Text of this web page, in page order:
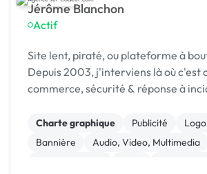
Jérôme Blanchon
Actif
Site lent, piraté, ou plateforme à
Depuis 2003, j'interviens là où c'est
commerce, sécurité & réponse à
Charte graphique Publicité Logo
Bannière
Audio, Video, Multimedia